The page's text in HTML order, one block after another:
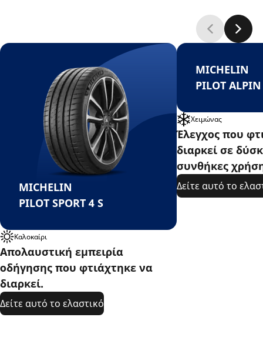
MICHELIN
PILOT SPORT 4 S
Καλοκαίρι
Απολαυστική εμπειρία
οδήγησης που φτιάχτηκε να
διαρκεί.
Δείτε αυτό το ελαστικό​
MICHELIN
PILOT
Χειμώνας
Έλεγχος που
διαρκεί σε
συνθήκες
Δείτε αυτό το